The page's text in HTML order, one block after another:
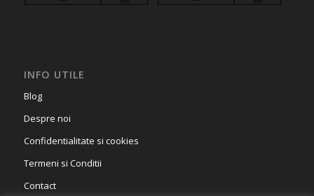
INFO UTILE
Blog
Despre noi
Confidentialitate si cookies
Termeni si Conditii
Contact